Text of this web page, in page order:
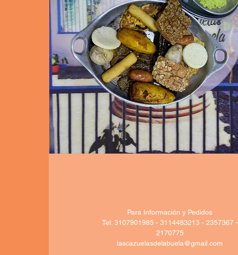
Para Información y Pedidos
Tel: 3107901985 - 3114483213 - 2357367 -
2170775
lascazuelasdelabuela@gmail.com